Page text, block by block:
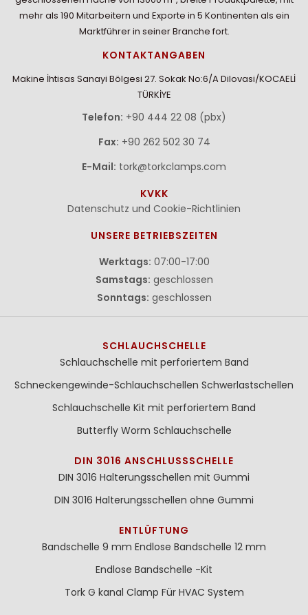
mehr als 190 Mitarbeitern und Exporte in 5 Kontinenten als ein
Marktführer in seiner Branche fort.
KONTAKTANGABEN
Makine İhtisas Sanayi Bölgesi 27. Sokak No:6/A Dilovasi/KOCAELİ
TÜRKİYE
Telefon: +90 444 22 08 (pbx)
Fax: +90 262 502 30 74
E-Mail: tork@torkclamps.com
KVKK
Datenschutz und Cookie-Richtlinien
UNSERE BETRIEBSZEITEN
Werktags: 07:00-17:00
Samstags: geschlossen
Sonntags: geschlossen
SCHLAUCHSCHELLE
Schlauchschelle mit perforiertem Band
Schneckengewinde-Schlauchschellen Schwerlastschellen
Schlauchschelle Kit mit perforiertem Band
Butterfly Worm Schlauchschelle
DIN 3016 ANSCHLUSSSCHELLE
DIN 3016 Halterungsschellen mit Gummi
DIN 3016 Halterungsschellen ohne Gummi
ENTLÜFTUNG
Bandschelle 9 mm Endlose Bandschelle 12 mm
Endlose Bandschelle -Kit
Tork G kanal Clamp Für HVAC System